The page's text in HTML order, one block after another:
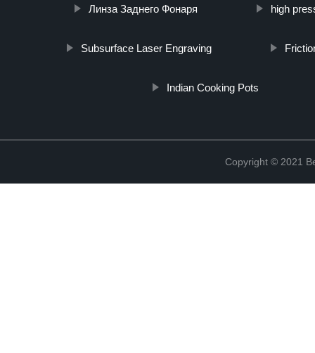
Линза Заднего Фонаря high
Subsurface Laser Engraving
Indian Cooking Pots
Copyright © 2021